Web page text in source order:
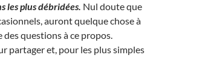
les plus débridées. Nul doute que
auront quelque chose à
des questions à ce propos.
partager et, pour les plus simples